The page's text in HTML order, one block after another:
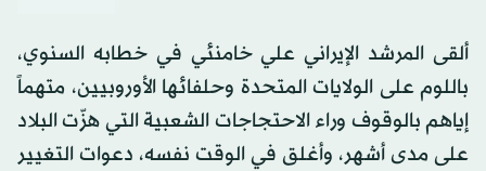
ألقى المرشد الإيراني علي خامنئي في خطابه السنوي،
باللوم على الولايات المتحدة وحلفائها الأوروبيين، متهماً
إياهم بالوقوف وراء الاحتجاجات الشعبية التي هزّت البلاد
على مدى أشهر، وأغلق في الوقت نفسه، دعوات التغيير